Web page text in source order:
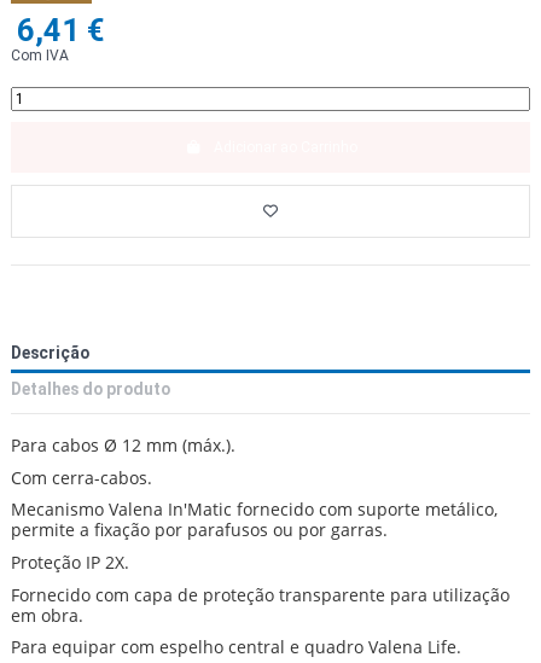
6,41 €
Com IVA
Descrição
Detalhes do produto
Para cabos Ø 12 mm (máx.).
Com cerra-cabos.
Mecanismo Valena In'Matic fornecido com suporte metálico,
permite a fixação por parafusos ou por garras.
Proteção IP 2X.
Fornecido com capa de proteção transparente para utilização
em obra.
Para equipar com espelho central e quadro Valena Life.